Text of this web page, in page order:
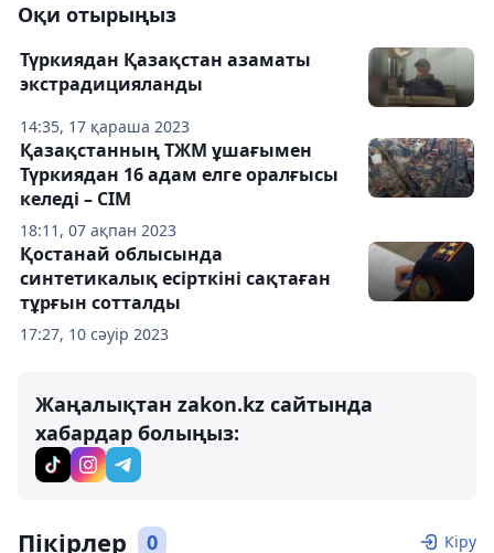
Оқи отырыңыз
14:35, 17 қараша 2023
Түркиядан Қазақстан азаматы
экстрадицияланды
18:11, 07 ақпан 2023
Қазақстанның ТЖМ ұшағымен
Түркиядан 16 адам елге оралғысы
келеді – СІМ
17:27, 10 сәуір 2023
Қостанай облысында
синтетикалық есірткіні сақтаған
тұрғын сотталды
Жаңалықтан zakon.kz сайтында
хабардар болыңыз:
Пікірлер 0 Кіру